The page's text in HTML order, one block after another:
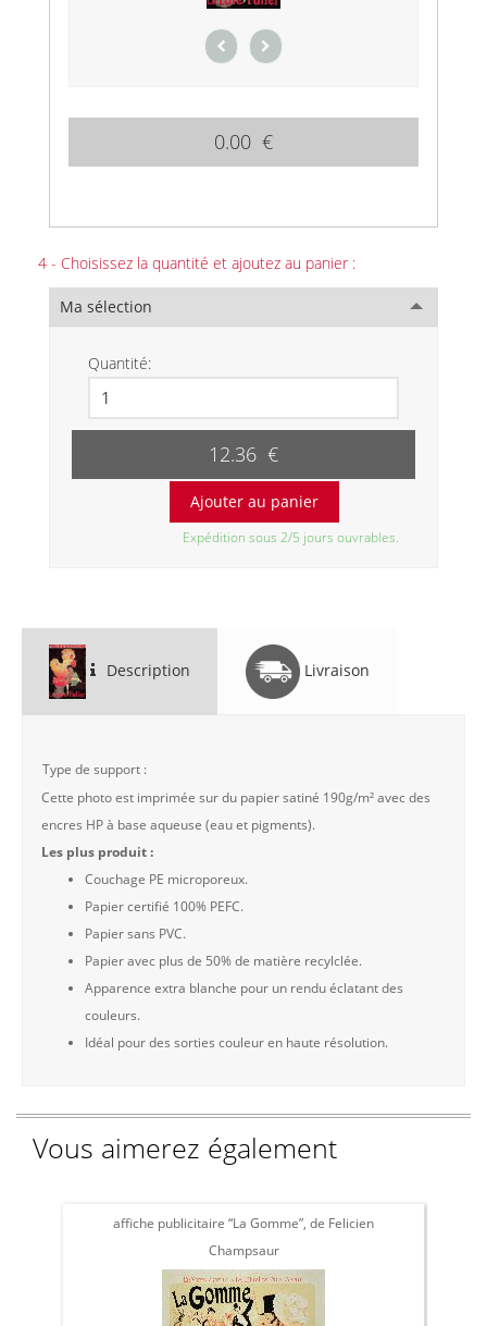
0.00 €
4 - Choisissez la quantité et ajoutez au panier :
Ma sélection
Quantité:
12.36 €
Expédition sous 2/5 jours ouvrables.
Description Livraison
Type de support :
Cette photo est imprimée sur du papier satiné 190g/m² avec des
encres HP à base aqueuse (eau et pigments).
Les plus produit :
Couchage PE microporeux.
Papier certifié 100% PEFC.
Papier sans PVC.
Papier avec plus de 50% de matière recylclée.
Apparence extra blanche pour un rendu éclatant des
couleurs.
Idéal pour des sorties couleur en haute résolution.
Vous aimerez également
affiche publicitaire “La Gomme”, de Felicien
Champsaur